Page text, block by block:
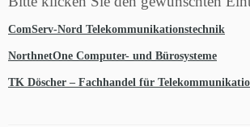
ComServ-Nord Telekommunikationstechnik
NorthnetOne Computer- und Bürosysteme
TK Döscher – Fachhandel für